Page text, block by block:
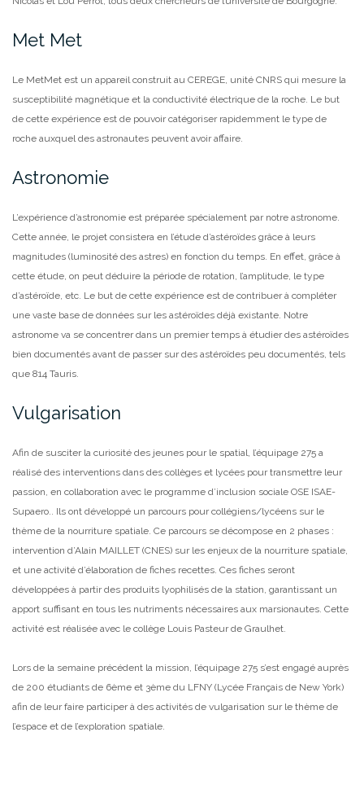
Met Met
Le MetMet est un appareil construit au CEREGE, unité CNRS qui mesure la
susceptibilité magnétique et la conductivité électrique de la roche. Le but
de cette expérience est de pouvoir catégoriser rapidemment le type de
roche auxquel des astronautes peuvent avoir affaire.
Astronomie
L’expérience d’astronomie est préparée spécialement par notre astronome.
Cette année, le projet consistera en l’étude d’astéroïdes grâce à leurs
magnitudes (luminosité des astres) en fonction du temps. En effet, grâce à
cette étude, on peut déduire la période de rotation, l’amplitude, le type
d’astéroïde, etc. Le but de cette expérience est de contribuer à compléter
une vaste base de données sur les astéroïdes déjà existante. Notre
astronome va se concentrer dans un premier temps à étudier des astéroïdes
bien documentés avant de passer sur des astéroïdes peu documentés, tels
que 814 Tauris.
Vulgarisation
Afin de susciter la curiosité des jeunes pour le spatial, l’équipage 275 a
réalisé des interventions dans des collèges et lycées pour transmettre leur
passion, en collaboration avec le programme d’inclusion sociale OSE ISAE-
Supaero.. Ils ont développé un parcours pour collégiens/lycéens sur le
thème de la nourriture spatiale. Ce parcours se décompose en 2 phases :
intervention d’Alain MAILLET (CNES) sur les enjeux de la nourriture spatiale,
et une activité d’élaboration de fiches recettes. Ces fiches seront
développées à partir des produits lyophilisés de la station, garantissant un
apport suffisant en tous les nutriments nécessaires aux marsionautes. Cette
activité est réalisée avec le collège Louis Pasteur de Graulhet.
Lors de la semaine précédent la mission, l’équipage 275 s’est engagé auprès
de 200 étudiants de 6ème et 3ème du LFNY (Lycée Français de New York)
afin de leur faire participer à des activités de vulgarisation sur le thème de
l’espace et de l’exploration spatiale.